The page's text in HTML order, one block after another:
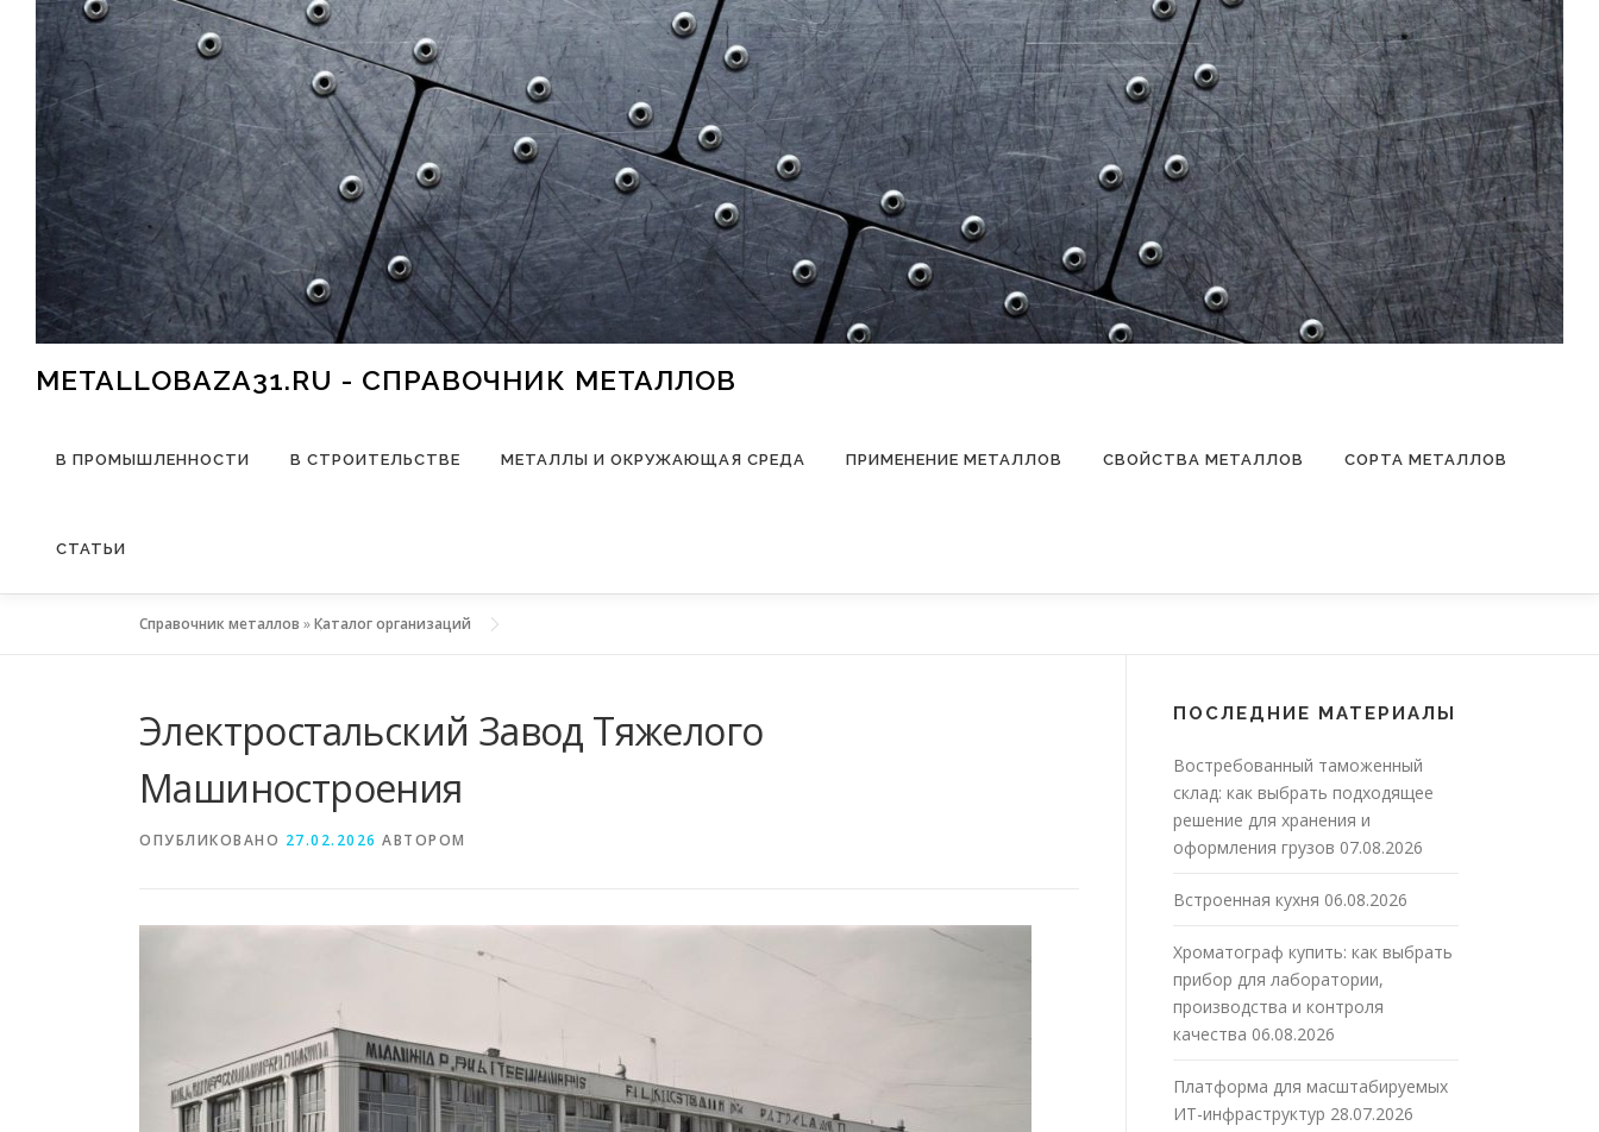
Перейти к содержимому
METALLOBAZA31.RU - СПРАВОЧНИК МЕТАЛЛОВ
В ПРОМЫШЛЕННОСТИ В СТРОИТЕЛЬСТВЕ МЕТАЛЛЫ И ОКРУЖАЮЩАЯ СРЕДА ПРИМЕНЕНИЕ МЕТАЛЛОВ СВОЙСТВА МЕТАЛЛОВ СОРТА МЕТАЛЛОВ
СТАТЬИ
Справочник металлов »Каталог организаций
Электростальский Завод Тяжелого
Машиностроения
ОПУБЛИКОВАНО 27.02.2026 АВТОРОМ
ПОСЛЕДНИЕ МАТЕРИАЛЫ
Востребованный таможенный
склад: как выбрать подходящее
решение для хранения и
оформления грузов 07.08.2026
Встроенная кухня 06.08.2026
Хроматограф купить: как выбрать
прибор для лаборатории,
производства и контроля
качества 06.08.2026
Платформа для масштабируемых
ИТ-инфраструктур 28.07.2026